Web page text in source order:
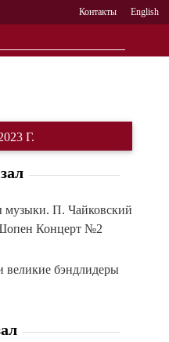
Контакты English
Г.
музыки. П. Чайковский
Концерт №2
великие бэндлидеры